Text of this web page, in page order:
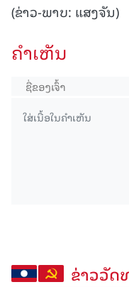
(ຂ່າວ-ພາບ: ແສງຈັນ)
ຄໍາເຫັນ
ຂ່າວວັດ